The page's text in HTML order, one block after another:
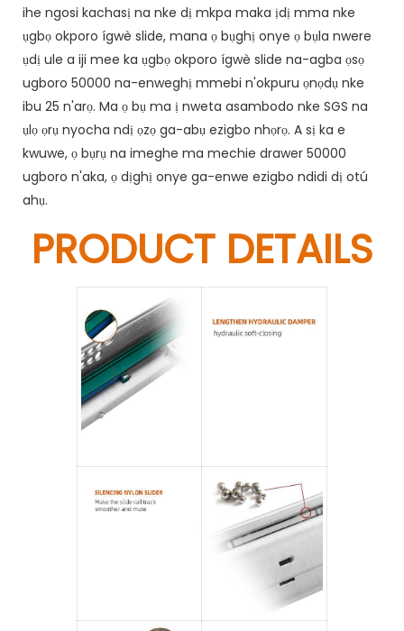
ihe ngosi kachasị na nke dị mkpa maka ịdị mma nke
ụgbọ okporo ígwè slide, mana ọ bụghị onye ọ bụla nwere
ụdị ule a iji mee ka ụgbọ okporo ígwè slide na-agba ọsọ
ugboro 50000 na-enweghị mmebi n'okpuru ọnọdụ nke
ibu 25 n'arọ. Ma ọ bụ ma ị nweta asambodo nke SGS na
ụlọ ọrụ nyocha ndị ọzọ ga-abụ ezigbo nhọrọ. A sị ka e
kwuwe, ọ bụrụ na imeghe ma mechie drawer 50000
ugboro n'aka, ọ dịghị onye ga-enwe ezigbo ndidi dị otú
ahụ.
PRODUCT DETAILS